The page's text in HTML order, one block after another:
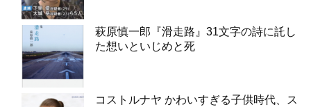
萩原慎一郎『滑走路』31文字の詩に託し
た想いといじめと死
コストルナヤ かわいすぎる子供時代、ス